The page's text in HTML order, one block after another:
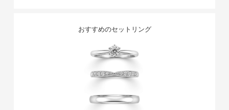
おすすめのセットリング